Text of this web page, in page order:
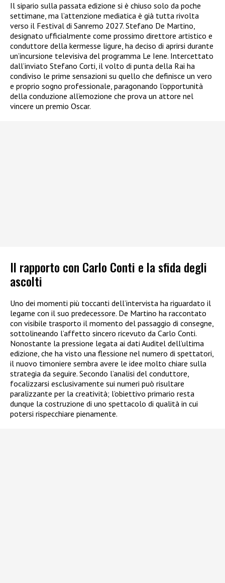
Il sipario sulla passata edizione si è chiuso solo da poche
settimane, ma l’attenzione mediatica è già tutta rivolta
verso il Festival di Sanremo 2027. Stefano De Martino,
designato ufficialmente come prossimo direttore artistico e
conduttore della kermesse ligure, ha deciso di aprirsi durante
un’incursione televisiva del programma Le Iene. Intercettato
dall’inviato Stefano Corti, il volto di punta della Rai ha
condiviso le prime sensazioni su quello che definisce un vero
e proprio sogno professionale, paragonando l’opportunità
della conduzione all’emozione che prova un attore nel
vincere un premio Oscar.
Il rapporto con Carlo Conti e la sfida degli
ascolti
Uno dei momenti più toccanti dell’intervista ha riguardato il
legame con il suo predecessore. De Martino ha raccontato
con visibile trasporto il momento del passaggio di consegne,
sottolineando l’affetto sincero ricevuto da Carlo Conti.
Nonostante la pressione legata ai dati Auditel dell’ultima
edizione, che ha visto una flessione nel numero di spettatori,
il nuovo timoniere sembra avere le idee molto chiare sulla
strategia da seguire. Secondo l’analisi del conduttore,
focalizzarsi esclusivamente sui numeri può risultare
paralizzante per la creatività; l’obiettivo primario resta
dunque la costruzione di uno spettacolo di qualità in cui
potersi rispecchiare pienamente.